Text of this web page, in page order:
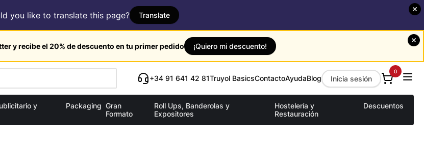
you like to translate this page? Translate
y recibe el 20% de descuento en tu primer pedido ¡Quiero mi descuento!
+34 91 641 42 81Truyol BasicsContactoAyudaBlog Inicia sesión
0
y
Packaging Gran
Formato
Roll Ups, Banderolas y
Expositores
Hostelería y
Restauración
Descuentos